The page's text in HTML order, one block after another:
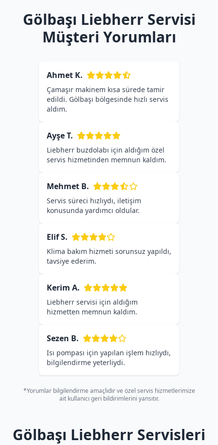
Gölbaşı Liebherr Servisi
Müşteri Yorumları
Ahmet K.
Çamaşır makinem kısa sürede tamir
edildi. Gölbaşı bölgesinde hızlı servis
aldım.
Ayşe T.
Liebherr buzdolabı için aldığım özel
servis hizmetinden memnun kaldım.
Mehmet B.
Servis süreci hızlıydı, iletişim
konusunda yardımcı oldular.
Elif S.
Klima bakım hizmeti sorunsuz yapıldı,
tavsiye ederim.
Kerim A.
Liebherr servisi için aldığım
hizmetten memnun kaldım.
Sezen B.
Isı pompası için yapılan işlem hızlıydı,
bilgilendirme yeterliydi.
*Yorumlar bilgilendirme amaçlıdır ve özel servis hizmetlerimize
ait kullanıcı geri bildirimlerini yansıtır.
Gölbaşı Liebherr Servisleri